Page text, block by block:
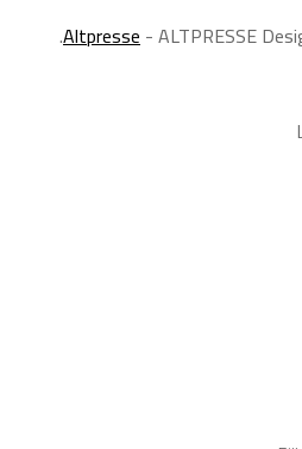
Altpresse- ALTPRESSE
.